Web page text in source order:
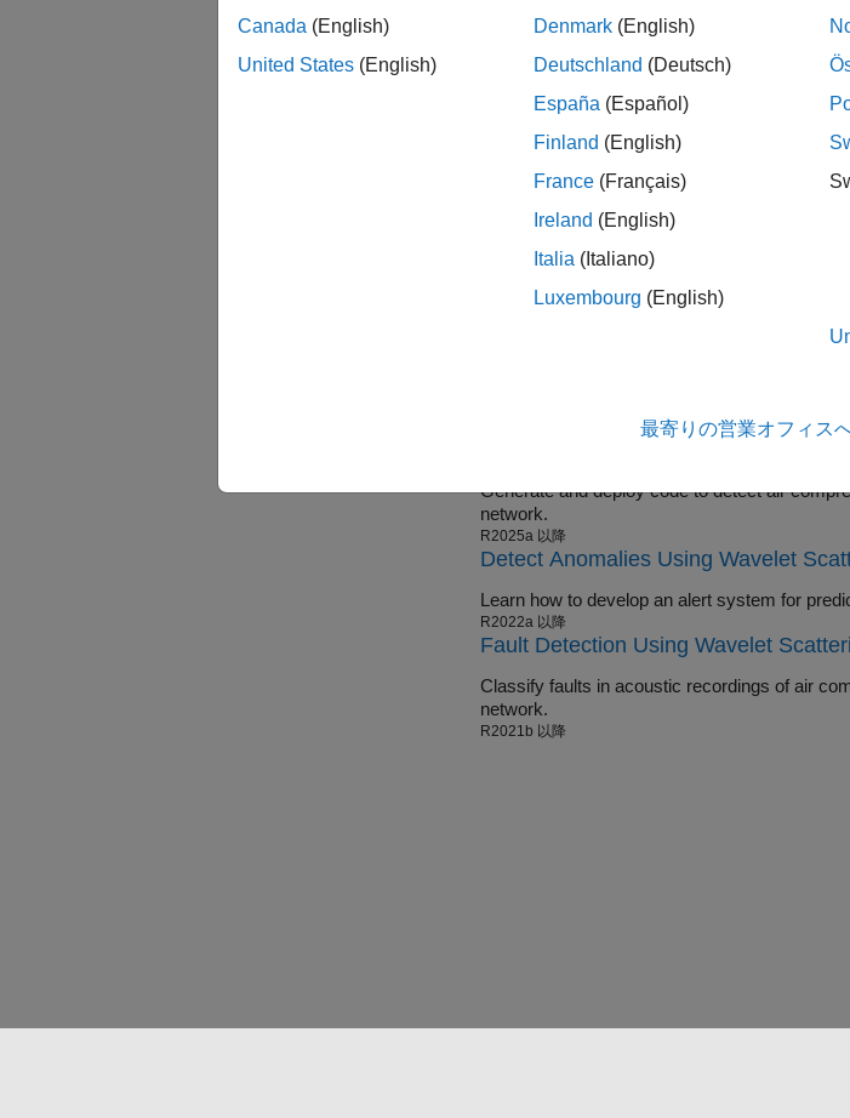
R2021b 以降
Anomaly Detection Using
Detect anomalies in acoustic data using
加速度計データからの亀裂の識別
ウェーブレットと深層学習の手法を使用し
Deep Learning Code Generation on
Neural Networks
Perform acoustic-based fault detection on a
Deploy Wavelet Scattering and
Generate and deploy code to detect air compressor sounds using Wavelet
network.
R2025a 以降
Detect Anomalies Using Wavelet
R2022a 以降
Fault Detection Using Wavelet
Classify faults in acoustic recordings of air compressors using a wavelet
network.
R2021b 以降
Canada (English)
United States (English)
Denmark (English)
Deutschland (Deutsch)
España (Español)
Finland (English)
France (Français)
Ireland (English)
Italia (Italiano)
Luxembourg (English)
最寄りの営業オフィス